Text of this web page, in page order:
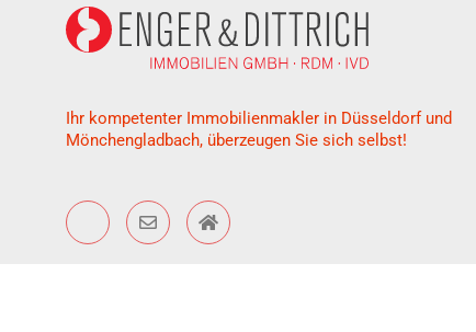
Ihr kompetenter Immobilienmakler in Düsseldorf und
Mönchengladbach, überzeugen Sie sich selbst!